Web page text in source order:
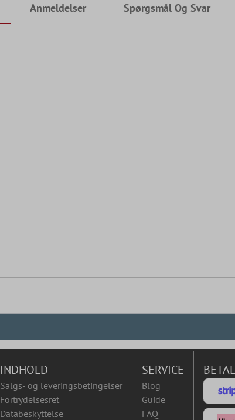
Anmeldelser Spørgsmål Og Svar
INDHOLD
Salgs- og leveringsbetingelser
Fortrydelsesret
Databeskyttelse
SERVICE
Blog
Guide
FAQ